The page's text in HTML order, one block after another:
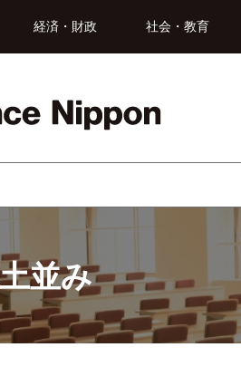
経済・財政 社会・教育
並み